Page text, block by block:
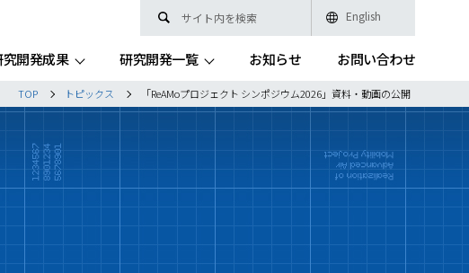
English
開発成果 研究開発一覧 お知らせ お問い合わせ
TOP トピックス 「ReAMoプロジェクト シンポジウム2026」資料・動画の公開